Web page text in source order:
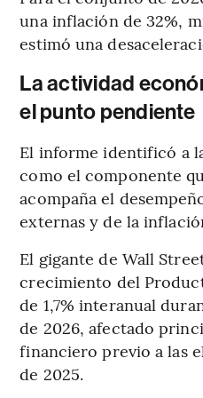
una inflación de 32%,
estimó una
La actividad
el punto pendiente
El informe identificó a
como el componente
acompaña el
externas y de la
El gigante de Wall
crecimiento del
de 1,7% interanual
de 2026, afectado
financiero previo a las
de 2025.